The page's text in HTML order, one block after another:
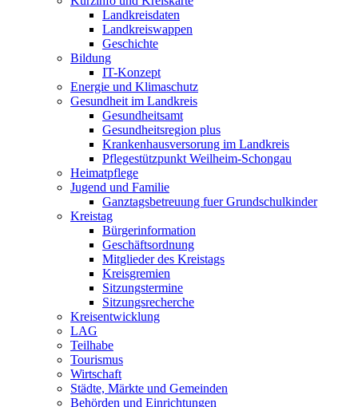
Landkreisdaten
Landkreiswappen
Geschichte
Bildung
IT-Konzept
Energie und Klimaschutz
Gesundheit im Landkreis
Gesundheitsamt
Gesundheitsregion plus
Krankenhausversorung im Landkreis
Pflegestützpunkt Weilheim-Schongau
Heimatpflege
Jugend und Familie
Ganztagsbetreuung fuer Grundschulkinder
Kreistag
Bürgerinformation
Geschäftsordnung
Mitglieder des Kreistags
Kreisgremien
Sitzungstermine
Sitzungsrecherche
Kreisentwicklung
LAG
Teilhabe
Tourismus
Wirtschaft
Städte, Märkte und Gemeinden
Behörden und Einrichtungen